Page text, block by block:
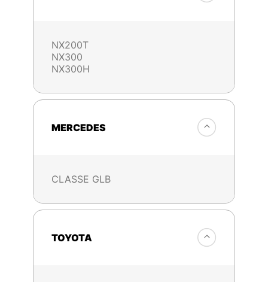
NX200T
NX300
NX300H
MERCEDES
CLASSE GLB
TOYOTA